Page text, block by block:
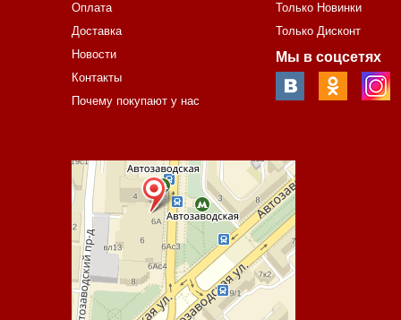
Оплата
Доставка
Новости
Контакты
Почему покупают у нас
Только Новинки
Только Дисконт
Мы в соцсетях